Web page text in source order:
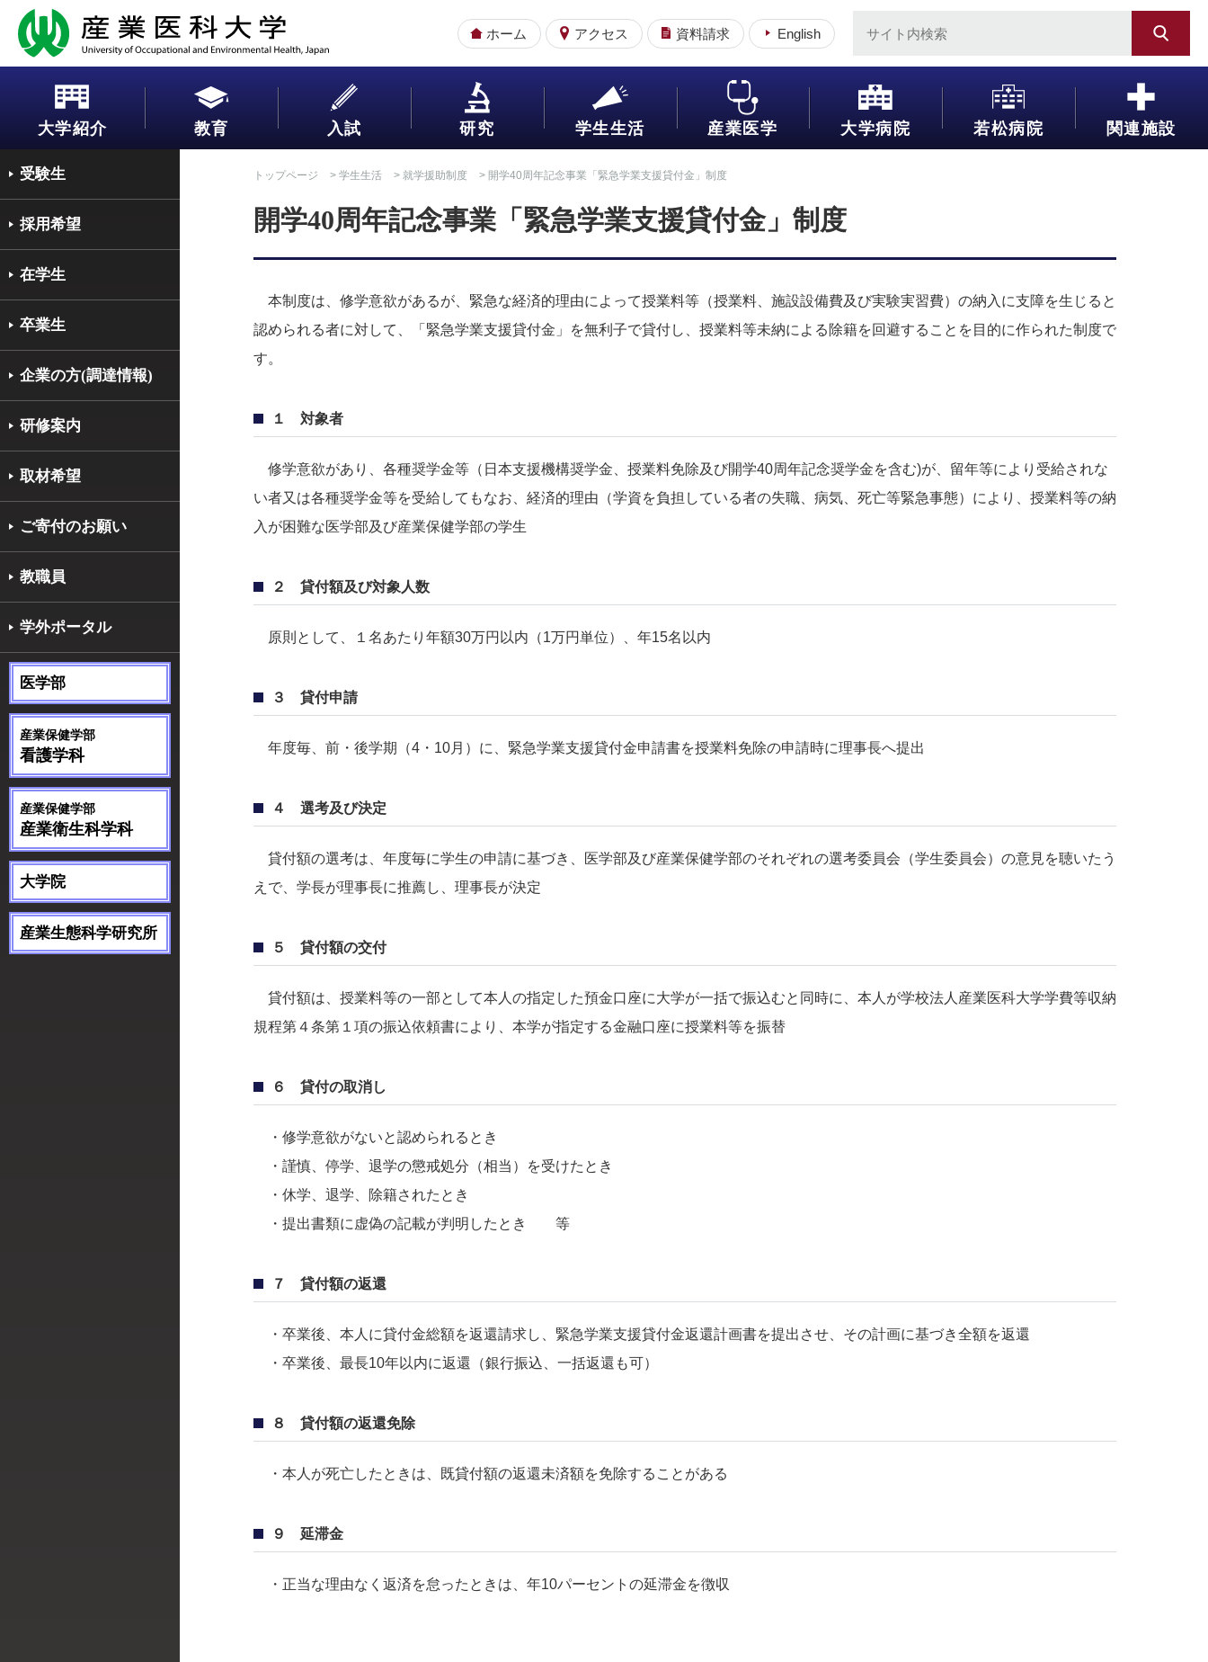
ホーム アクセス 資料請求 English
大学紹介 教育 入試 研究 学生生活 産業医学 大学病院 若松病院 関連施設
受験生
採用希望
在学生
卒業生
企業の方(調達情報)
研修案内
取材希望
ご寄付のお願い
教職員
学外ポータル
医学部
産業保健学部
看護学科
産業保健学部
産業衛生科学科
大学院
産業生態科学研究所
トップページ > 学生生活 > 就学援助制度 > 開学40周年記念事業「緊急学業支援貸付金」制度
開学40周年記念事業「緊急学業支援貸付金」制度
本制度は、修学意欲があるが、緊急な経済的理由によって授業料等（授業料、施設設備費及び実験実習費）の納入に支障を生じると
認められる者に対して、「緊急学業支援貸付金」を無利子で貸付し、授業料等未納による除籍を回避することを目的に作られた制度で
す。
１ 対象者
修学意欲があり、各種奨学金等（日本支援機構奨学金、授業料免除及び開学40周年記念奨学金を含む)が、留年等により受給されな
い者又は各種奨学金等を受給してもなお、経済的理由（学資を負担している者の失職、病気、死亡等緊急事態）により、授業料等の納
入が困難な医学部及び産業保健学部の学生
２ 貸付額及び対象人数
原則として、１名あたり年額30万円以内（1万円単位）、年15名以内
３ 貸付申請
年度毎、前・後学期（4・10月）に、緊急学業支援貸付金申請書を授業料免除の申請時に理事長へ提出
４ 選考及び決定
貸付額の選考は、年度毎に学生の申請に基づき、医学部及び産業保健学部のそれぞれの選考委員会（学生委員会）の意見を聴いたう
えで、学長が理事長に推薦し、理事長が決定
５ 貸付額の交付
貸付額は、授業料等の一部として本人の指定した預金口座に大学が一括で振込むと同時に、本人が学校法人産業医科大学学費等収納
規程第４条第１項の振込依頼書により、本学が指定する金融口座に授業料等を振替
６ 貸付の取消し
・修学意欲がないと認められるとき
・謹慎、停学、退学の懲戒処分（相当）を受けたとき
・休学、退学、除籍されたとき
・提出書類に虚偽の記載が判明したとき 等
７ 貸付額の返還
・卒業後、本人に貸付金総額を返還請求し、緊急学業支援貸付金返還計画書を提出させ、その計画に基づき全額を返還
・卒業後、最長10年以内に返還（銀行振込、一括返還も可）
８ 貸付額の返還免除
・本人が死亡したときは、既貸付額の返還未済額を免除することがある
９ 延滞金
・正当な理由なく返済を怠ったときは、年10パーセントの延滞金を徴収